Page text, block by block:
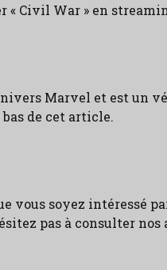
Civil War » en
Marvel et est un
de cet article.
vous soyez intéressé
pas à consulter